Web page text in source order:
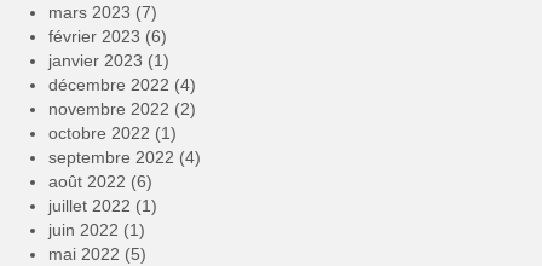
mars 2023 (7)
février 2023 (6)
janvier 2023 (1)
décembre 2022 (4)
novembre 2022 (2)
octobre 2022 (1)
septembre 2022 (4)
août 2022 (6)
juillet 2022 (1)
juin 2022 (1)
mai 2022 (5)